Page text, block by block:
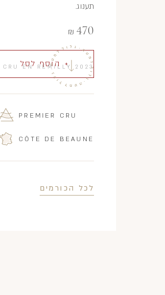
CRU EN REMILLY 2023
תענוג.
470
₪
+ הוסף לסל
PREMIER CRU
CÔTE DE BEAUNE
לכל הכורמים